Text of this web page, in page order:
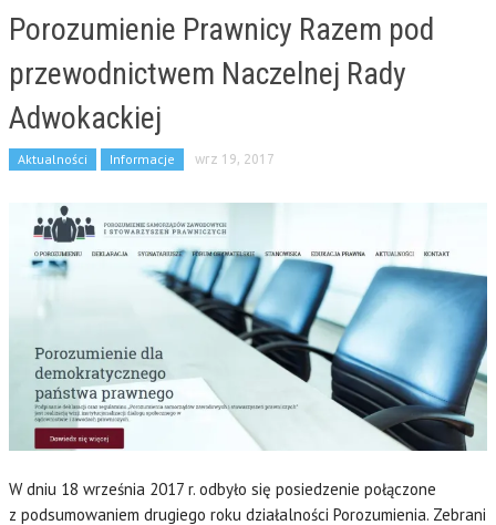
Porozumienie Prawnicy Razem pod
przewodnictwem Naczelnej Rady
Adwokackiej
Aktualności Informacje wrz 19, 2017
W dniu 18 września 2017 r. odbyło się posiedzenie połączone
z podsumowaniem drugiego roku działalności Porozumienia. Zebrani